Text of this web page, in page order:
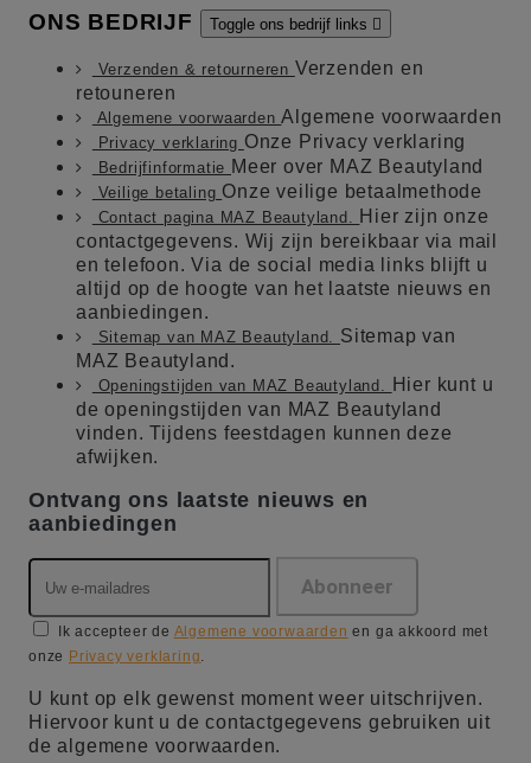
ONS BEDRIJF Toggle ons bedrijf links 
Verzenden & retourneren Verzenden en
retouneren
Algemene voorwaardenAlgemene voorwaarden
Privacy verklaring Onze Privacy verklaring
Bedrijfinformatie Meer over MAZ Beautyland
Veilige betaling Onze veilige betaalmethode
Contact pagina MAZ Beautyland.
Hier zijn onze
contactgegevens. Wij zijn bereikbaar via mail
en telefoon. Via de social media links blijft u
altijd op de hoogte van het laatste nieuws en
aanbiedingen.
Sitemap van MAZ Beautyland. Sitemap van
MAZ Beautyland.
Openingstijden van MAZ Beautyland.
Hier kunt u
de openingstijden van MAZ Beautyland
vinden. Tijdens feestdagen kunnen deze
afwijken.
Ontvang ons laatste nieuws en
aanbiedingen
Ik accepteer de Algemene voorwaarden en ga akkoord met
onze Privacy verklaring.
U kunt op elk gewenst moment weer uitschrijven.
Hiervoor kunt u de contactgegevens gebruiken uit
de algemene voorwaarden.